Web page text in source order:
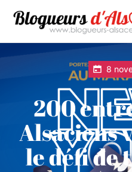
8
200
Alsaciens
le défi de